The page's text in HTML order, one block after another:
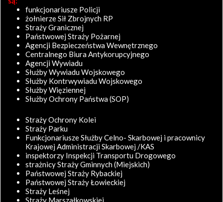
funkcjonariusze Policji
żołnierze Sił Zbrojnych RP
Straży Granicznej
Państwowej Straży Pożarnej
Agencji Bezpieczeństwa Wewnętrznego
Centralnego Biura Antykorupcyjnego
Agencji Wywiadu
Służby Wywiadu Wojskowego
Służby Kontrwywiadu Wojskowego
Służby Więziennej
Służby Ochrony Państwa (SOP)
Straży Ochrony Kolei
Straży Parku
Funkcjonariusze Służby Celno- Skarbowej i pracownicy
Krajowej Administracji Skarbowej /KAS
inspektorzy Inspekcji Transportu Drogowego
strażnicy Straży Gminnych (Miejskich)
Państwowej Straży Rybackiej
Państwowej Straży Łowieckiej
Straży Leśnej
Straży Marszałkowskiej